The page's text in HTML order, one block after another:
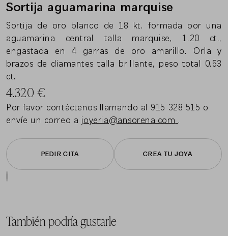
Sortija aguamarina marquise
Sortija de oro blanco de 18 kt. formada por una
aguamarina central talla marquise, 1.20 ct.,
engastada en 4 garras de oro amarillo. Orla y
brazos de diamantes talla brillante, peso total 0.53
ct.
4.320€
Por favor contáctenos llamando al 915 328 515 o
envíe un correo a joyeria@ansorena.com .
PEDIR CITA CREA TU JOYA
También podría gustarle